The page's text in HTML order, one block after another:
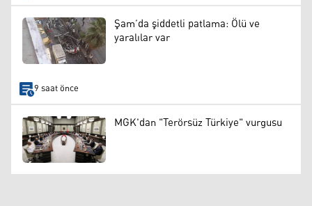
Şam’da şiddetli patlama: Ölü ve
yaralılar var
9 saat önce
MGK'dan "Terörsüz Türkiye" vurgusu